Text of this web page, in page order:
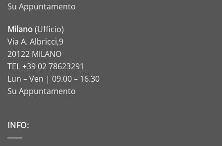
Su Appuntamento
Milano(Ufficio)
Via A. Albricci,9
20122 MILANO
TEL+39 02 78623291
Lun – Ven | 09.00 – 16.30
Su Appuntamento
INFO: